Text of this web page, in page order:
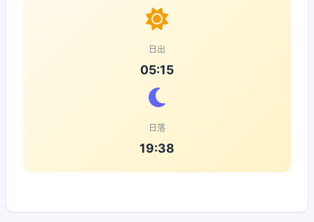
日出
05:15
日落
19:38